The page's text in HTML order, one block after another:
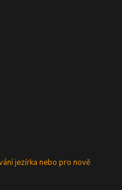
jezírka nebo pro nově